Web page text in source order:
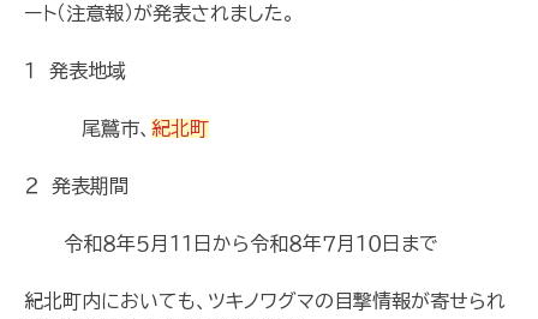
ート（注意報）が発表されました。
１ 発表地域
尾鷲市、 紀北町
２ 発表期間
令和８年５月１１日から令和８年７月１０日まで
紀北町内においても、ツキノワグマの目撃情報が寄せられ